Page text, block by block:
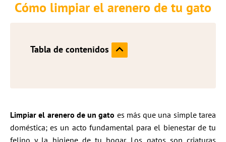
Cómo limpiar el arenero de tu gato
Tabla de contenidos
Limpiar el arenero de un gato es más que una simple tarea
doméstica; es un acto fundamental para el bienestar de tu
felino y la higiene de tu hogar. Los gatos son criaturas